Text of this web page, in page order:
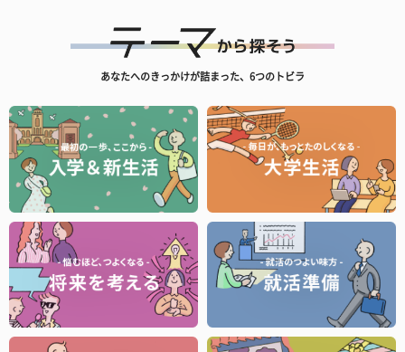
あなたへのきっかけが詰まった、6つのトビラ